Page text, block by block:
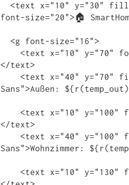
  <text x="10" y="30" fill="#fff" font-family="DejaVu Sans"
font-size="20">🏠
  <g font-size="16">
    <text x="10" y="70" font-family="Noto Color Emoji">🌡️
</text>
    <text x="40" y="70" fill="#fff" font-family="DejaVu
Sans">Außen:
    <text x="10" y="100" font-family="Noto Color Emoji">🛋️
</text>
    <text x="40" y="100" fill="#fff" font-family="DejaVu
Sans">Wohnzimmer:
    <text x="10" y="130" font-family="Noto Color Emoji">🛏️